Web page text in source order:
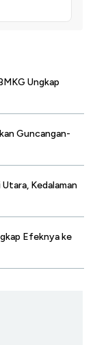
Ungkap
Guncangan-
Kedalaman
Efeknya ke